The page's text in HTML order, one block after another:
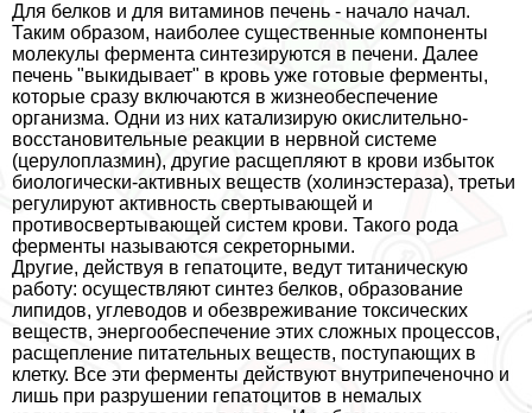
Для белков и для витаминов печень - начало начал.
Таким образом, наиболее существенные компоненты
молекулы фермента синтезируются в печени. Далее
печень "выкидывает" в кровь уже готовые ферменты,
которые сразу включаются в жизнеобеспечение
организма. Одни из них катализирую окислительно-
восстановительные реакции в нервной системе
(церулоплазмин), другие расщепляют в крови избыток
биологически-активных веществ (холинэстераза), третьи
регулируют активность свертывающей и
противосвертывающей систем крови. Такого рода
ферменты называются секреторными.
Другие, действуя в гепатоците, ведут титаническую
работу: осуществляют синтез белков, образование
липидов, углеводов и обезвреживание токсических
веществ, энергообеспечение этих сложных процессов,
расщепление питательных веществ, поступающих в
клетку. Все эти ферменты действуют внутрипеченочно и
лишь при разрушении гепатоцитов в немалых